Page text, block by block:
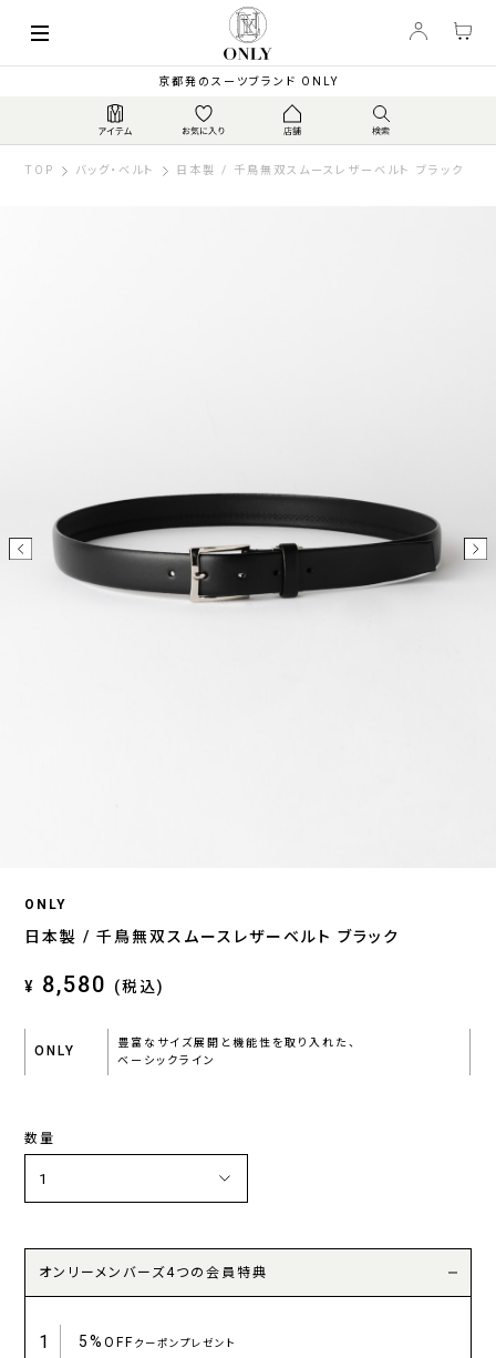
京都発のスーツブランド ONLY
TOP バッグ・ベルト 日本製 / 千鳥無双スムースレザーベルト ブラック
ONLY
日本製 / 千鳥無双スムースレザーベルト ブラック
¥ 8,580 (税込)
ONLY
豊富なサイズ展開と機能性を取り入れた、
ベーシックライン
数量
オンリーメンバーズ4つの会員特典
1 5%OFFクーポンプレゼント